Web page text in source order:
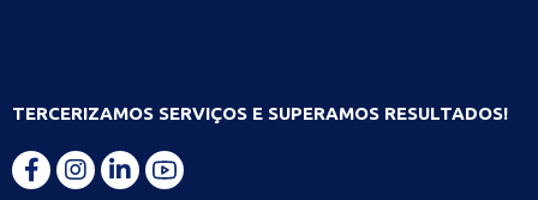
TERCERIZAMOS SERVIÇOS E SUPERAMOS RESULTADOS!